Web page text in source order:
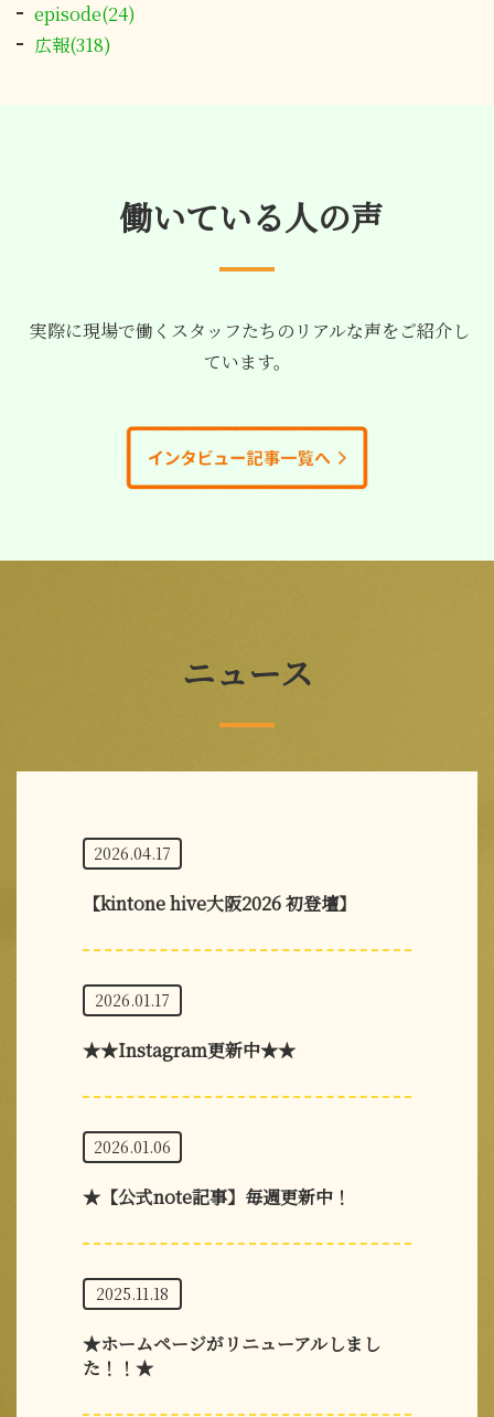
episode(24)
広報(318)
働いている人の声
実際に現場で働くスタッフたちのリアルな声をご紹介し
ています。
ニュース
2026.04.17
【kintone hive大阪2026 初登壇】
2026.01.17
★★Instagram更新中★★
2026.01.06
★【公式note記事】毎週更新中！
2025.11.18
★ホームページがリニューアルしまし
た！！★